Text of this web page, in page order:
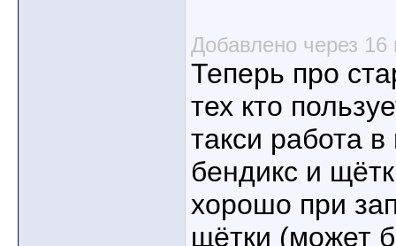
Добавлено через 16
Теперь про
тех кто
такси работа
бендикс и
хорошо при
щётки (может